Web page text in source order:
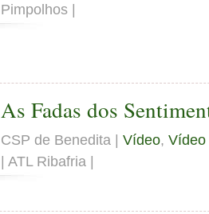
Pimpolhos |
As Fadas dos
CSP de Benedita |Vídeo,Vídeo
| ATL Ribafria |